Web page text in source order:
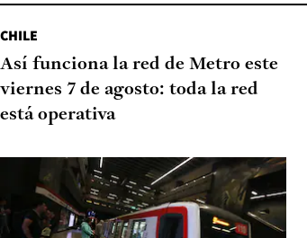
CHILE
Así funciona la red de Metro este
viernes 7 de agosto: toda la red
está operativa